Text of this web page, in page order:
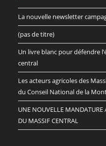
La nouvelle newsletter
(pas de titre)
Un livre blanc pour défendre
central
Les acteurs agricoles des
du Conseil National de la
UNE NOUVELLE MANDATURE
DU MASSIF CENTRAL